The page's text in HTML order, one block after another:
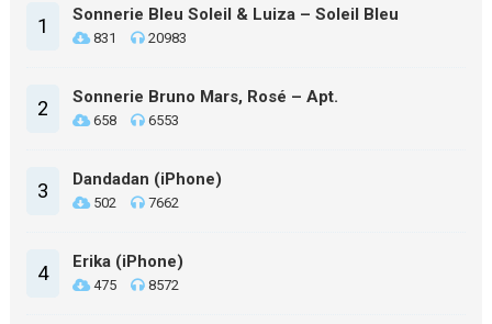
1 Sonnerie Bleu Soleil & Luiza – Soleil Bleu
831 20983
2 Sonnerie Bruno Mars, Rosé – Apt.
658 6553
3 Dandadan (iPhone)
502 7662
4 Erika (iPhone)
475 8572